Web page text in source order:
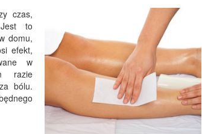
czas,
to
domu,
efekt,
w
razie
bólu.